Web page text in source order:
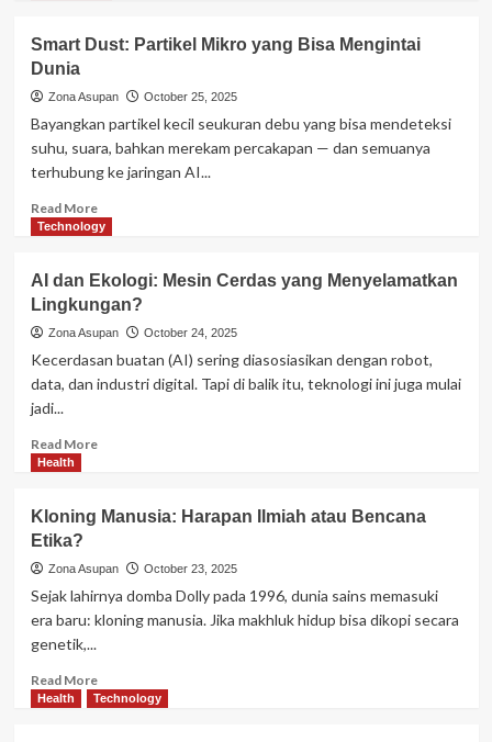
Overthinking
Generasi
Sulit
Berhenti
Mikir
Smart Dust: Partikel Mikro yang Bisa Mengintai
Dunia
Zona Asupan October 25, 2025
Bayangkan partikel kecil seukuran debu yang bisa mendeteksi
suhu, suara, bahkan merekam percakapan — dan semuanya
terhubung ke jaringan AI...
Read MoreRead
more
Dust:
Partikel
Mikro
yang
Mengintai
Technology
AI dan Ekologi: Mesin Cerdas yang Menyelamatkan
Lingkungan?
Zona Asupan October 24, 2025
Kecerdasan buatan (AI) sering diasosiasikan dengan robot,
data, dan industri digital. Tapi di balik itu, teknologi ini juga mulai
jadi...
Read MoreRead
dan
Mesin
Cerdas
yang
Menyelamatkan
Lingkungan?
Health
Kloning Manusia: Harapan Ilmiah atau Bencana
Etika?
Zona Asupan October 23, 2025
Sejak lahirnya domba Dolly pada 1996, dunia sains memasuki
era baru: kloning manusia. Jika makhluk hidup bisa dikopi secara
genetik,...
Read MoreRead
more
Health Technology